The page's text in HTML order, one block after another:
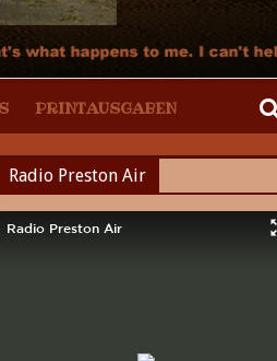
PRINTAUSGABEN
Radio Preston Air